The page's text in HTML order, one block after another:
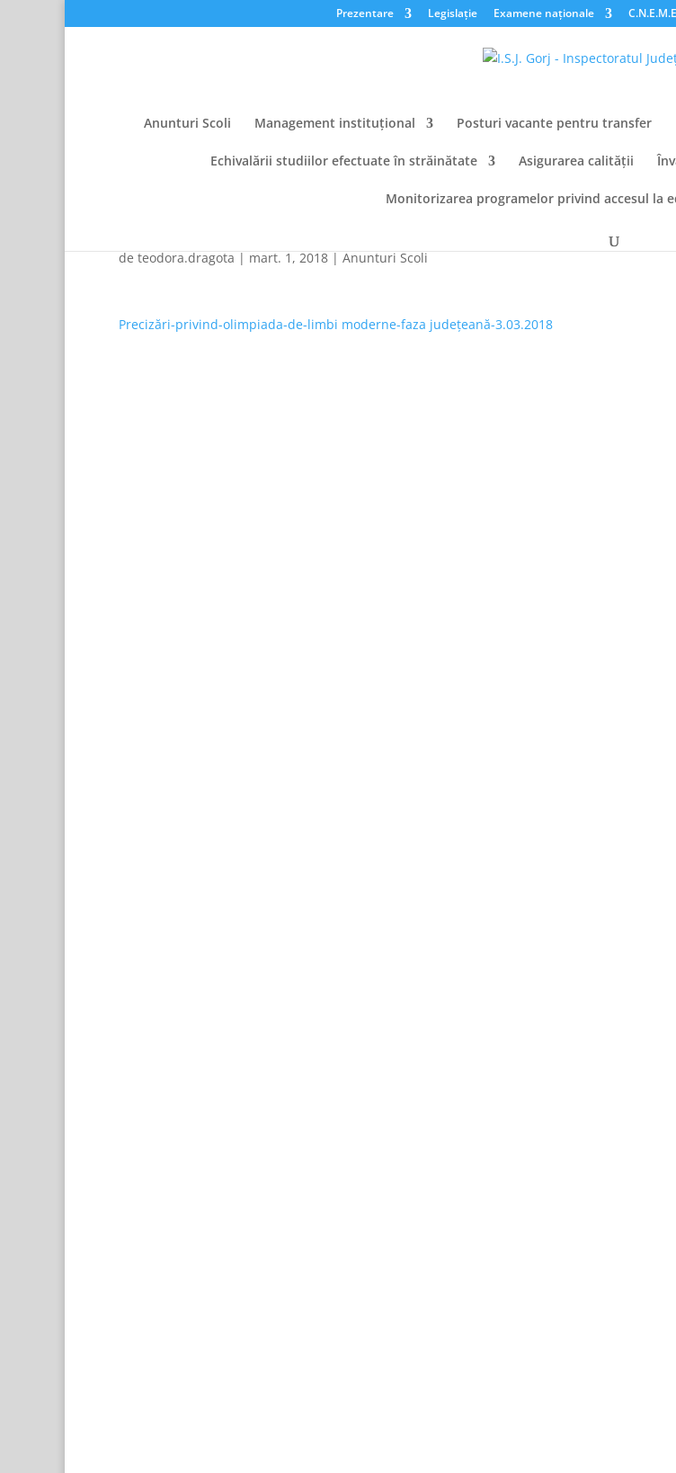
Prezentare Legislație Examene naționale
Anunturi Scoli Management instituțional Posturi vacante pentru transfer
Echivalării studiilor efectuate în străinătate Asigurarea calității
Monitorizarea programelor privind accesul la
deteodora.dragota|mart. 1, 2018|Anunturi Scoli
Precizări-privind-olimpiada-de-limbi moderne-faza județeană-3.03.2018